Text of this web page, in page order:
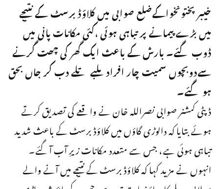
خیبرپختونخواکےضلع صوابی میں کلاؤڈ برسٹ کے نتیجے
میں بڑے پیمانے پر تباہی ہوئی ،کئی مکانات پانی میں
ڈوب گئے۔ بارش کے باعث ایک گھر کی چھت گرنے
سےدوبچوں سمیت چار افراد ملبے تلے دب کر جاں بحق
ہو گئے۔
ڈپٹی کمشنر صوابی نصراللہ خان نے واقعے کی تصدیق کرتے
ہوئے بتایا کہ دالوڑی گاؤں میں کلاؤڈ برسٹ کے باعث شدید
تباہی ہوئی ہے، جس سے متعدد مکانات زیرِ آب آ گئے۔
انہوں نے مزید کہا کہ کلاؤڈ برسٹ کے نتیجے میں آنے والے